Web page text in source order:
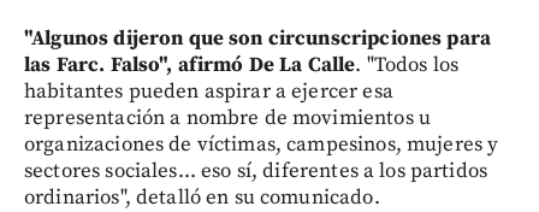
"Algunos dijeron que son circunscripciones para
las Farc. Falso", afirmó De La Calle. "Todos los
habitantes pueden aspirar a ejercer esa
representación a nombre de movimientos u
organizaciones de víctimas, campesinos, mujeres y
sectores sociales... eso sí, diferentes a los partidos
ordinarios", detalló en su comunicado.